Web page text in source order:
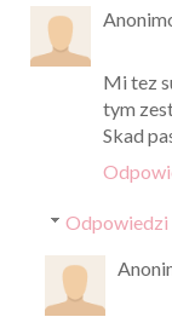
Mi tez
tym
Skad
Odpowiedzi